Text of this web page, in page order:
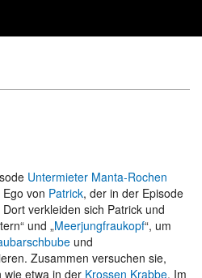
Untermieter Manta-Rochen
von Patrick, der in der Episode
verkleiden sich Patrick und
und „Meerjungfraukopf“, um
und
Zusammen versuchen sie,
wie etwa in der Krossen Krabbe. Im